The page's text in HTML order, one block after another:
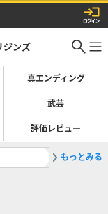
ジンズ
真エンディング
武芸
評価レビュー
2最強武
もっとみる